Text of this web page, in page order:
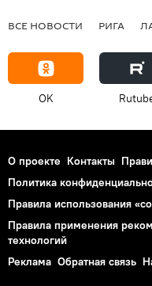
ВСЕ НОВОСТИ РИГА
OK
О проекте Контакты
Политика
Правила использования
Правила применения
технологий
Реклама Обратная связь